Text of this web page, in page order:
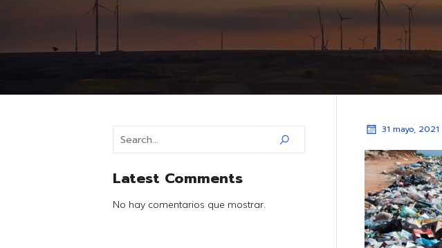
Latest Comments
No hay comentarios que mostrar.
31 mayo, 2021